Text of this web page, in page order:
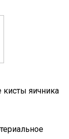
кисты яичника